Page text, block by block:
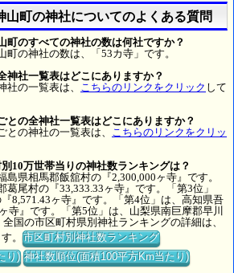
山町の神社についてのよくある質問
町のすべての神社の数は何社ですか？
町の神社の数は、「53カ寺」です。
神社一覧表はどこにありますか？
社の一覧表は、 こちらのリンクをクリック して
との全神社一覧表はどこにありますか？
との神社の一覧表は、 こちらのリンクをクリッ
10万世帯当りの神社数ランキングは？
島県相馬郡飯舘村の『2,300,000ヶ寺』です。
葛尾村の『33,333.33ヶ寺』です。「第3位」
8,571.43ヶ寺』です。「第4位」は、高知県吾
寺』です。「第5位」は、山梨県南巨摩郡早川
国の市区町村県別神社ランキングの詳細は、
。市区町村別神社数ランキング
り) 神社数順位(面積100平方Km当たり)